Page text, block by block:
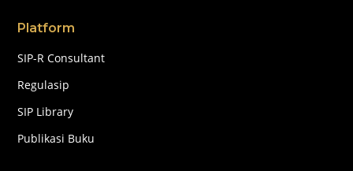
Platform
SIP-R Consultant
Regulasip
SIP Library
Publikasi Buku